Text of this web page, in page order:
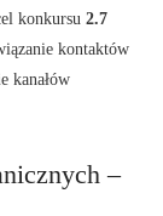
konkursu2.7
kontaktów
kanałów
–